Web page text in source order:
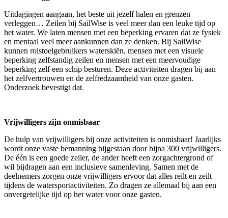
Uitdagingen aangaan, het beste uit jezelf halen en grenzen
verleggen… Zeilen bij SailWise is veel meer dan een leuke tijd op
het water. We laten mensen met een beperking ervaren dat ze fysiek
en mentaal veel meer aankunnen dan ze denken. Bij SailWise
kunnen rolstoelgebruikers waterskiën, mensen met een visuele
beperking zelfstandig zeilen en mensen met een meervoudige
beperking zelf een schip besturen. Deze activiteiten dragen bij aan
het zelfvertrouwen en de zelfredzaamheid van onze gasten.
Onderzoek bevestigt dat.
Vrijwilligers zijn onmisbaar
De hulp van vrijwilligers bij onze activiteiten is onmisbaar! Jaarlijks
wordt onze vaste bemanning bijgestaan door bijna 300 vrijwilligers.
De één is een goede zeiler, de ander heeft een zorgachtergrond of
wil bijdragen aan een inclusieve samenleving. Samen met de
deelnemers zorgen onze vrijwilligers ervoor dat alles reilt en zeilt
tijdens de watersportactiviteiten. Zo dragen ze allemaal bij aan een
onvergetelijke tijd op het water voor onze gasten.